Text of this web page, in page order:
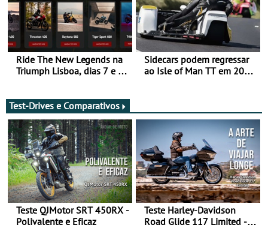
Ride The New Legends na
Triumph Lisboa, dias 7 e 8
Sidecars podem regressar
ao Isle of Man TT em 2027
Test-Drives e Comparativos
Teste QJMotor SRT 450RX -
Polivalente e Eficaz
Teste Harley-Davidson
Road Glide 117 Limited - A